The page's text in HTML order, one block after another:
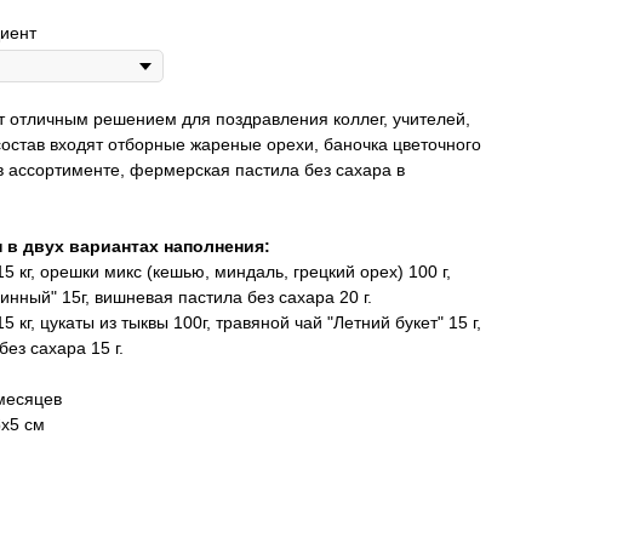
отличным решением для поздравления коллег, учителей,
входят отборные жареные орехи, баночка цветочного
ассортименте, фермерская пастила без сахара в
двух вариантах наполнения:
кг, орешки микс (кешью, миндаль, грецкий орех) 100 г,
15г, вишневая пастила без сахара 20 г.
цукаты из тыквы 100г, травяной чай "Летний букет" 15 г,
сахара 15 г.
см